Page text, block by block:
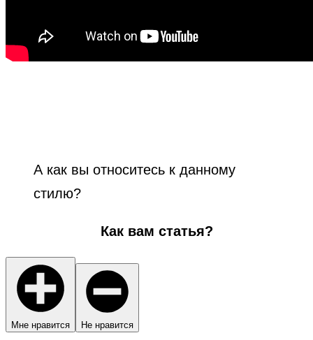
А как вы относитесь к данному
стилю?
Как вам статья?
Мне нравится Не нравится